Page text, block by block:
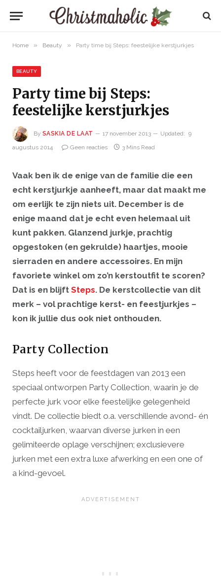
Home » Beauty » Party time bij Steps: feestelijke kerstjurkjes
BEAUTY
Party time bij Steps:
feestelijke kerstjurkjes
By SASKIA DE LAAT 17 november 2013 Updated: 9
augustus 2014
Geen reacties 3 Mins Read
Vaak ben ik de enige van de familie die een
echt kerstjurkje aanheeft, maar dat maakt me
om eerlijk te zijn niets uit. December is de
enige maand dat je echt even helemaal uit
kunt pakken. Glanzend jurkje, prachtig
opgestoken (en gekrulde) haartjes, mooie
sierraden en andere accessoires. En mijn
favoriete winkel om zo’n kerstoutfit te scoren?
Dat is en blijft Steps. De kerstcollectie van dit
merk – vol prachtige kerst- en feestjurkjes –
kon ik jullie dus ook niet onthouden.
Party Collection
Steps heeft voor de feestdagen van 2013 een
speciaal ontworpen Party Collection, waarin je de
perfecte jurk voor elke feestelijke gelegenheid
vindt. De collectie biedt o.a. verschillende avond- én
cocktailjurken, waarvan diverse jurken in een
gelimiteerde oplage verschijnen; exclusievere
jurken met een extra luxe afwerking en een one of
a kind-gevoel.